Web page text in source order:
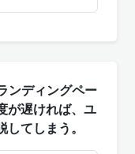
ンディングペー
が遅ければ、ユ
てしまう。